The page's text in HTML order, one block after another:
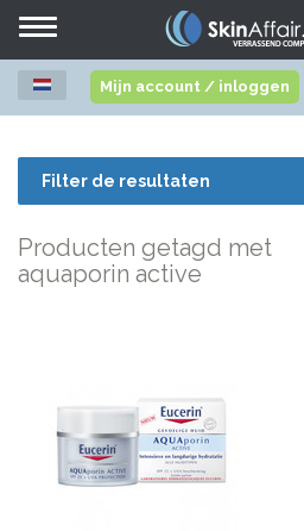
Toggle
Mijn account / inloggen
Filter de resultaten
Producten getagd met
aquaporin active